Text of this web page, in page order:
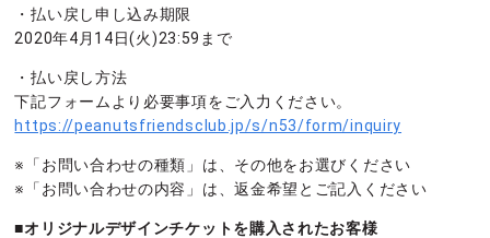
・払い戻し申し込み期限
2020年4月14日(火)23:59まで
・払い戻し方法
下記フォームより必要事項をご入力ください。
https://peanutsfriendsclub.jp/s/n53/form/inquiry
※「お問い合わせの種類」は、その他をお選びください
※「お問い合わせの内容」は、返金希望とご記入ください
■オリジナルデザインチケットを購入されたお客様